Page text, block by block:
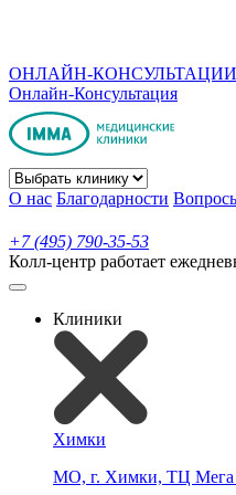
ОНЛАЙН-
Онлайн-Консультация
О нас Благодарности
+7 (495) 790-35-53
Колл-центр работает
Клиники
Химки
МО, г. Химки, ТЦ